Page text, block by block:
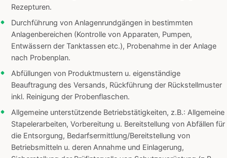
Rezepturen.
Durchführung von Anlagenrundgängen in bestimmten
Anlagenbereichen (Kontrolle von Apparaten, Pumpen,
Entwässern der Tanktassen etc.), Probenahme in der Anlage
nach Probenplan.
Abfüllungen von Produktmustern u. eigenständige
Beauftragung des Versands, Rückführung der Rückstellmuster
inkl. Reinigung der Probenflaschen.
Allgemeine unterstützende Betriebstätigkeiten, z.B.: Allgemeine
Stapelerarbeiten, Vorbereitung u. Bereitstellung von Abfällen für
die Entsorgung, Bedarfsermittlung/Bereitstellung von
Betriebsmitteln u. deren Annahme und Einlagerung,